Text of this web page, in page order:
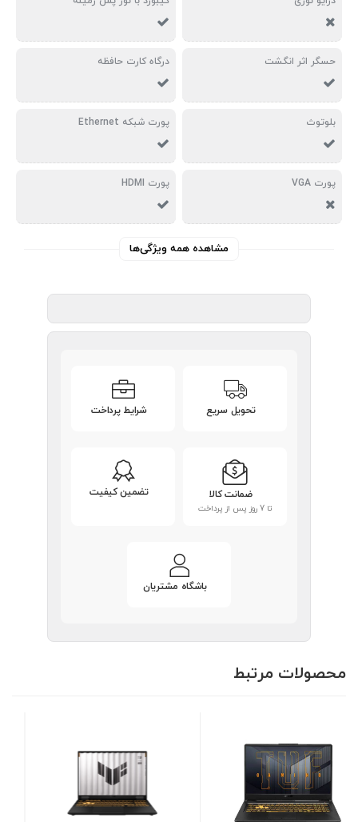
حسگر اثر انگشت درگاه کارت حافظه
بلوتوث پورت شبکه Ethernet
پورت VGA پورت HDMI
مشاهده همه ویژگی‌ها
تحویل سریع شرایط پرداخت
ضمانت کالا
تا 7 روز پس از پرداخت
تضمین کیفیت
باشگاه مشتریان
محصولات مرتبط